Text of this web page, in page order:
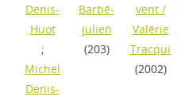
Denis-
Huot
;
Michel
Denis-
Barbé-
julien
(203)
vent/
Valérie
Tracqui
(2002)